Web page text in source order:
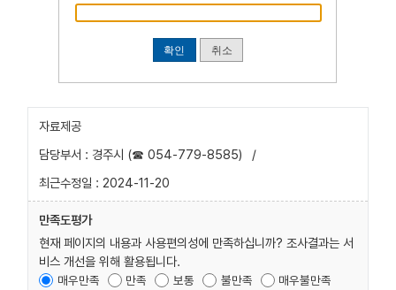
확인 취소
자료제공
담당부서 : 경주시 (☎ 054-779-8585)
/
최근수정일 : 2024-11-20
만족도평가
현재 페이지의 내용과 사용편의성에 만족하십니까? 조사결과는 서
비스 개선을 위해 활용됩니다.
매우만족 만족 보통 불만족 매우불만족